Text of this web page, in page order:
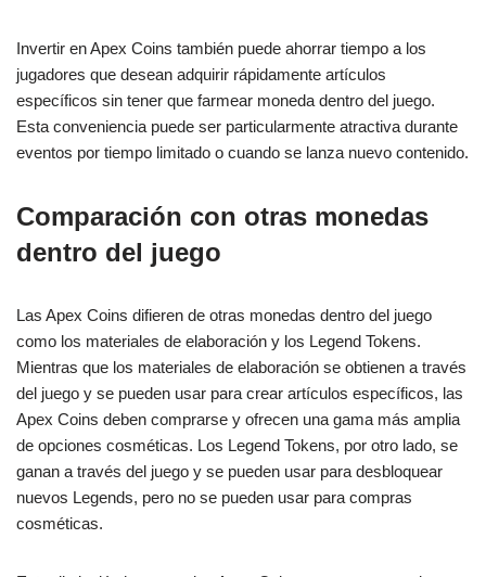
Invertir en Apex Coins también puede ahorrar tiempo a los
jugadores que desean adquirir rápidamente artículos
específicos sin tener que farmear moneda dentro del juego.
Esta conveniencia puede ser particularmente atractiva durante
eventos por tiempo limitado o cuando se lanza nuevo contenido.
Comparación con otras monedas
dentro del juego
Las Apex Coins difieren de otras monedas dentro del juego
como los materiales de elaboración y los Legend Tokens.
Mientras que los materiales de elaboración se obtienen a través
del juego y se pueden usar para crear artículos específicos, las
Apex Coins deben comprarse y ofrecen una gama más amplia
de opciones cosméticas. Los Legend Tokens, por otro lado, se
ganan a través del juego y se pueden usar para desbloquear
nuevos Legends, pero no se pueden usar para compras
cosméticas.